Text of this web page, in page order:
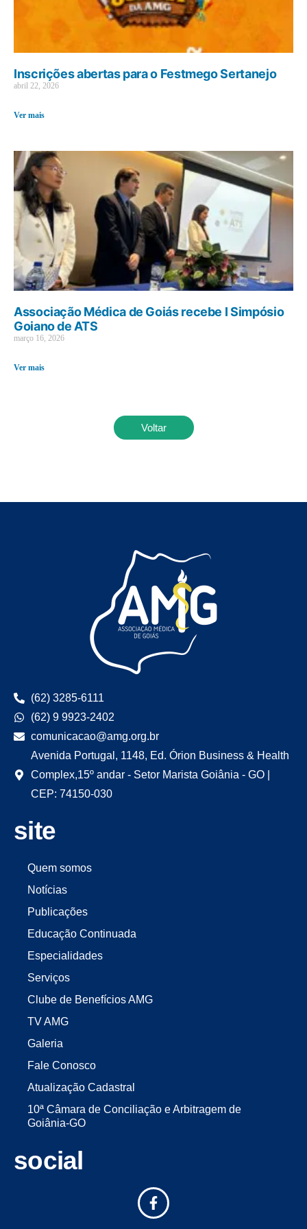
Inscrições abertas para o Festmego Sertanejo
abril 22, 2026
Ver mais
Associação Médica de Goiás recebe I Simpósio
Goiano de ATS
março 16, 2026
Ver mais
Voltar
(62) 3285-6111
(62) 9 9923-2402
comunicacao@amg.org.br
Avenida Portugal, 1148, Ed. Órion Business & Health
Complex,15º andar - Setor Marista Goiânia - GO |
CEP: 74150-030
site
Quem somos
Notícias
Publicações
Educação Continuada
Especialidades
Serviços
Clube de Benefícios AMG
TV AMG
Galeria
Fale Conosco
Atualização Cadastral
10ª Câmara de Conciliação e Arbitragem de
Goiânia-GO
social